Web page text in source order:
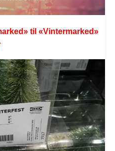
til «Vintermarked»